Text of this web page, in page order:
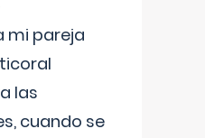
mi pareja
las
cuando se